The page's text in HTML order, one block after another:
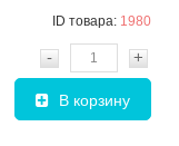
ID товара: 1980
- +
В корзину